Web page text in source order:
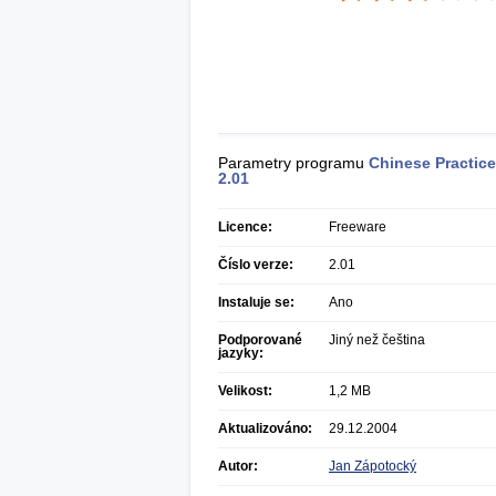
Parametry programu Chinese Practice
2.01
Licence: Freeware
Číslo verze: 2.01
Instaluje se: Ano
Podporované
jazyky:
Jiný než čeština
Velikost: 1,2 MB
Aktualizováno: 29.12.2004
Autor: Jan Zápotocký